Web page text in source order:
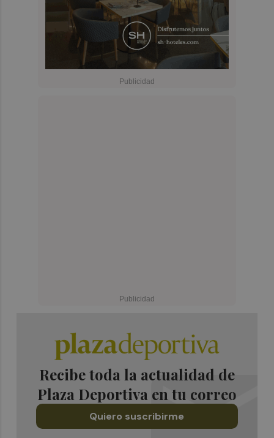
Recibe toda la actualidad de
Plaza Deportiva en tu correo
Quiero suscribirme